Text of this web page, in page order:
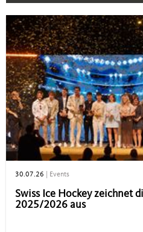
30.07.26 Events
Swiss Ice Hockey zeichnet
2025/2026 aus